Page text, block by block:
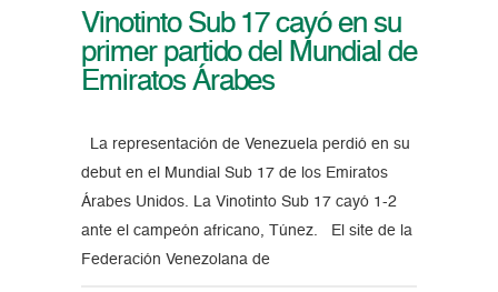
Vinotinto Sub 17 cayó en su
primer partido del Mundial de
Emiratos Árabes
La representación de Venezuela perdió en su
debut en el Mundial Sub 17 de los Emiratos
Árabes Unidos. La Vinotinto Sub 17 cayó 1-2
ante el campeón africano, Túnez. El site de la
Federación Venezolana de